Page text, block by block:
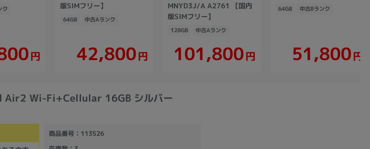
ク
円
版SIMフリー】
64GB 中古Aランク
42,800円
MNYD3J/A A2761 【国内
版SIMフリー】
128GB 中古Aランク
101,800円
64GB 中古Bランク
51,800円
Air2 Wi-Fi+Cellular 16GB シルバー
商品番号：113526